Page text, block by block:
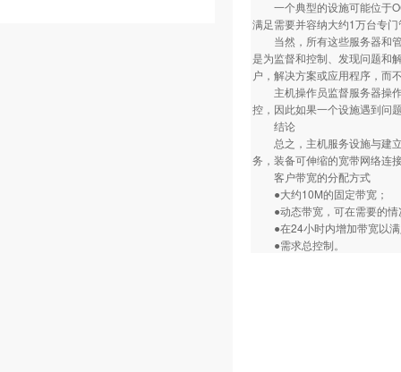
一个典型的设施可能位于
满足需要并容纳大约1万台专
当然，所有这些服务器和管
是为监督和控制、发现问题和
户，解决方案或应用程序，而
主机操作员监督服务器操作
控，因此如果一个设施遇到问
结论
总之，主机服务设施与建立
务，装备可伸缩的宽带网络连
客户带宽的分配方式
●大约10M的固定带宽；
●动态带宽，可在需要的情
●在24小时内增加带宽以满
●需求总控制。